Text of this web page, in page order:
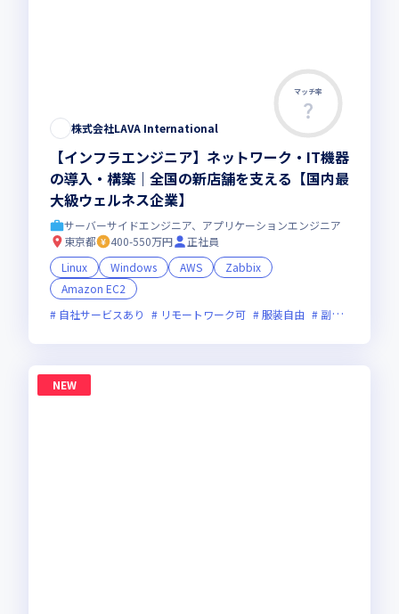
マッチ率
株式会社LAVA International
【インフラエンジニア】ネットワーク・IT機器
の導入・構築｜全国の新店舗を支える【国内最
大級ウェルネス企業】
サーバーサイドエンジニア、アプリケーションエンジニア
東京都
400-550万円
正社員
Linux
Windows AWS
Zabbix
Amazon EC2
自社サービスあり
リモートワーク可 服装自由 副業可
NEW